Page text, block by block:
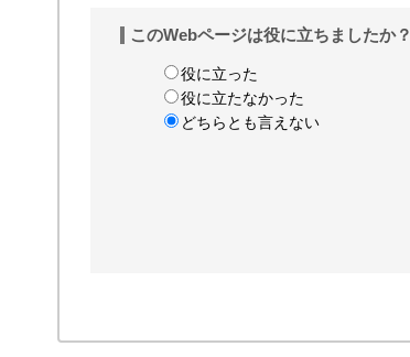
このWebページは役に立ちましたか？
役に立った
役に立たなかった
どちらとも言えない